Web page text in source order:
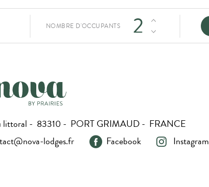
NOMBRE D'OCCUPANTS 2
littoral - 83310 - PORT GRIMAUD - FRANCE
lodges.fr Facebook Instagram